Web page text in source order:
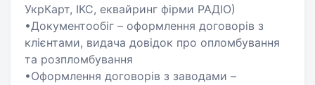
УкрКарт, ІКС, еквайринг фірми РАДІО)
•Документообіг – оформлення договорів з
клієнтами, видача довідок про опломбування
та розпломбування
•Оформлення договорів з заводами –